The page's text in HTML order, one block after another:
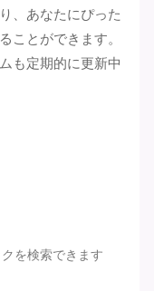
、あなたにぴった
ことができます。
も定期的に更新中
を検索できます